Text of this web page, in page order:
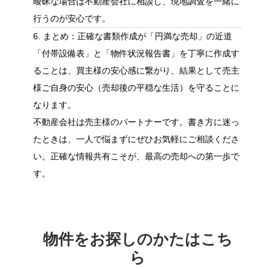
行うのが安心です。
6. まとめ：正確な書類作成が「円満な売却」の近道
「付帯設備表」と「物件状況報告書」を丁寧に作成す
ることは、買主様の安心感に繋がり、結果として売主
様ご自身の安心（売却後の平穏な生活）を守ることに
なります。
不動産会社は売主様のパートナーです。書き方に迷っ
たときは、一人で悩まずにぜひお気軽にご相談くださ
い。正確な情報共有こそが、最高の売却への第一歩で
す。
物件をお探しのかたはこち
ら